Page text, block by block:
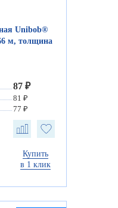
Unibob®
м, толщина
87 ₽
81 ₽
77 ₽
Купить
в 1 клик